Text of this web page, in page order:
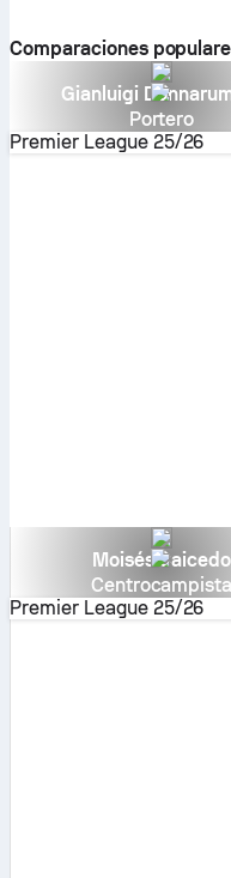
Comparaciones
Gianluigi
Portero
Premier League 25/26
Moisés Caicedo
Centrocampista
Premier League 25/26